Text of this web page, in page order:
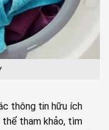
thông tin hữu ích
tham khảo, tìm